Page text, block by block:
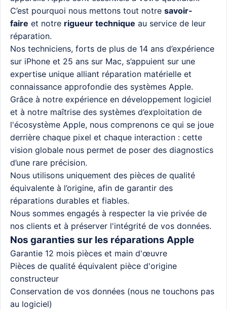
C’est pourquoi nous mettons tout notresavoir-
faire et notre rigueur technique au service de leur
réparation.
Nos techniciens, forts de plus de 14 ans d’expérience
sur iPhone et 25 ans sur Mac, s’appuient sur une
expertise unique alliant réparation matérielle et
connaissance approfondie des systèmes Apple.
Grâce à notre expérience en développement logiciel
et à notre maîtrise des systèmes d’exploitation de
l'écosystème Apple, nous comprenons ce qui se joue
derrière chaque pixel et chaque interaction : cette
vision globale nous permet de poser des diagnostics
d’une rare précision.
Nous utilisons uniquement des pièces de qualité
équivalente à l’origine, afin de garantir des
réparations durables et fiables.
Nous sommes engagés à respecter la vie privée de
nos clients et à préserver l'intégrité de vos données.
Nos garanties sur les réparations Apple
Garantie 12 mois pièces et main d'œuvre
Pièces de qualité équivalent pièce d'origine
constructeur
Conservation de vos données (nous ne touchons pas
au logiciel)